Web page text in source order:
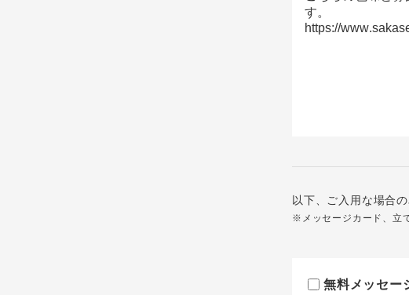
以下、ご入用な場合
※メッセージカード、立
無料メッセー